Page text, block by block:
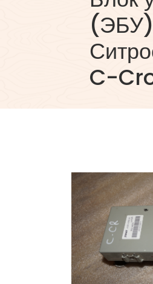
(ЭБУ)
C-